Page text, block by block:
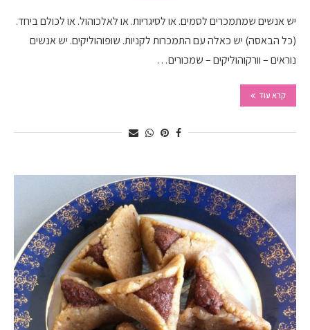
יש אנשים שמתמכרים לסמים. או לסיגריות. או לאלכוהול. או לכולם ביחד.
(כל הבאסה) יש כאלה עם התמכרות לקניות. שופוהוליקים. יש אנשים
נוראים – וורקוהוליקים – שמכורים…
קרא עוד